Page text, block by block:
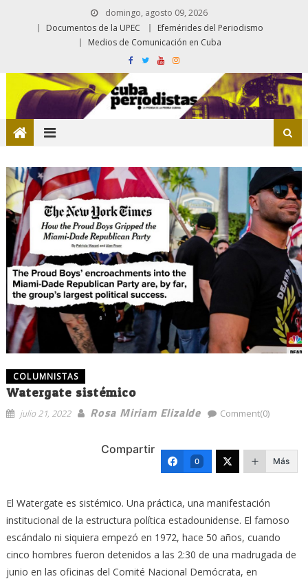
domingo, agosto 09, 2026
Documentos de la UPEC
Efemérides del Periodismo
Medios de Comunicación en Cuba
COLUMNISTAS
Watergate sistémico
julio 21, 2022 Rosa Miriam Elizalde Comment(0)
Compartir
0 Más
El Watergate es sistémico. Una práctica, una manifestación
institucional de la estructura política estadounidense. El famoso
escándalo ni siquiera empezó en 1972, hace 50 años, cuando
cinco hombres fueron detenidos a las 2:30 de una madrugada de
junio en las oficinas del Comité Nacional Demócrata, en